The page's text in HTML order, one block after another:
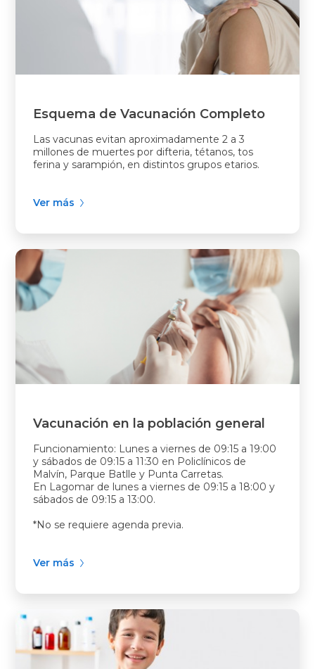
Esquema de Vacunación Completo
Las vacunas evitan aproximadamente 2 a 3
millones de muertes por difteria, tétanos, tos
ferina y sarampión, en distintos grupos etarios.
Ver más
Vacunación en la población general
Funcionamiento: Lunes a viernes de 09:15 a 19:00
y sábados de 09:15 a 11:30 en Policlínicos de
Malvín, Parque Batlle y Punta Carretas.
En Lagomar de lunes a viernes de 09:15 a 18:00 y
sábados de 09:15 a 13:00.
*No se requiere agenda previa.
Ver más